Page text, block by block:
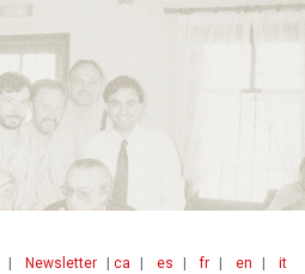
ca es fr en it
Newsletter